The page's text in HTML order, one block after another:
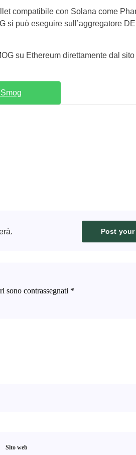
compatibile con Solana come
si può eseguire sull’aggregatore
su Ethereum direttamente dal
Post
sono contrassegnati *
Sito web